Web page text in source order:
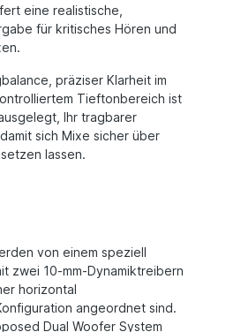
eine realistische,
für kritisches Hören und
präziser Klarheit im
Tieftonbereich ist
Ihr tragbarer
sich Mixe sicher über
lassen.
von einem speziell
zwei 10-mm-Dynamiktreibern
horizontal
angeordnet sind.
Dual Woofer System